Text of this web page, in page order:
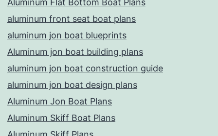
Aluminum Flat Bottom Boat Plans
aluminum front seat boat plans
aluminum jon boat blueprints
Aluminum jon boat building plans
aluminum jon boat construction guide
aluminum jon boat design plans
Aluminum Jon Boat Plans
Aluminum Skiff Boat Plans